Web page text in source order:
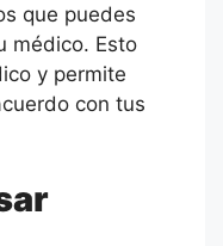
que puedes
médico. Esto
y permite
con tus